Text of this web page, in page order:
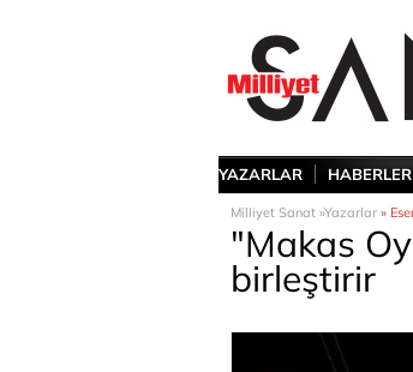
YAZARLAR HABERLER
Milliyet Sanat »Yazarlar »
"Makas
birleştirir